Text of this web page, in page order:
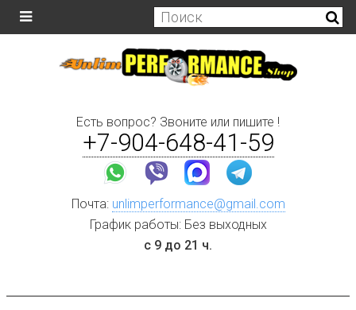
Есть вопрос? Звоните или пишите !
+7-904-648-41-59
Почта: unlimperformance@gmail.com
График работы: Без выходных
с 9 до 21 ч.